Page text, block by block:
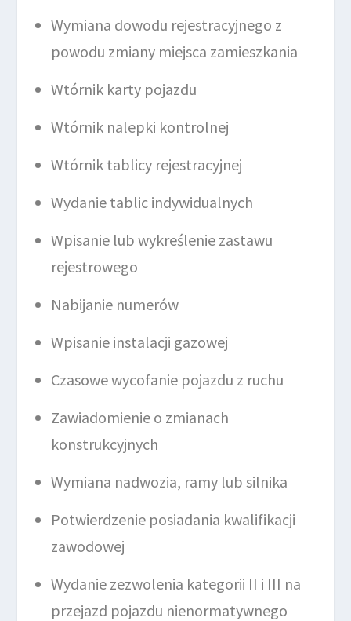
Wymiana dowodu rejestracyjnego z
powodu zmiany miejsca zamieszkania
Wtórnik karty pojazdu
Wtórnik nalepki kontrolnej
Wtórnik tablicy rejestracyjnej
Wydanie tablic indywidualnych
Wpisanie lub wykreślenie zastawu
rejestrowego
Nabijanie numerów
Wpisanie instalacji gazowej
Czasowe wycofanie pojazdu z ruchu
Zawiadomienie o zmianach
konstrukcyjnych
Wymiana nadwozia, ramy lub silnika
Potwierdzenie posiadania kwalifikacji
zawodowej
Wydanie zezwolenia kategorii II i III na
przejazd pojazdu nienormatywnego